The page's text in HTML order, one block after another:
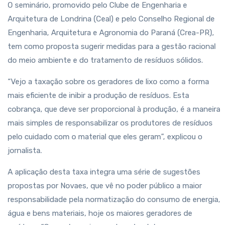
O seminário, promovido pelo Clube de Engenharia e
Arquitetura de Londrina (Ceal) e pelo Conselho Regional de
Engenharia, Arquitetura e Agronomia do Paraná (Crea-PR),
tem como proposta sugerir medidas para a gestão racional
do meio ambiente e do tratamento de resíduos sólidos.
“Vejo a taxação sobre os geradores de lixo como a forma
mais eficiente de inibir a produção de resíduos. Esta
cobrança, que deve ser proporcional à produção, é a maneira
mais simples de responsabilizar os produtores de resíduos
pelo cuidado com o material que eles geram”, explicou o
jornalista.
A aplicação desta taxa integra uma série de sugestões
propostas por Novaes, que vê no poder público a maior
responsabilidade pela normatização do consumo de energia,
água e bens materiais, hoje os maiores geradores de